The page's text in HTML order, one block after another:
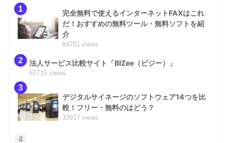
1
完全無料で使えるインターネットFAXはこれ
だ！おすすめの無料ツール・無料ソフトを紹
介
84781 views
2 法人サービス比較サイト「BIZee（ビジー）」
67715 views
3
デジタルサイネージのソフトウェア14つを比
較！フリー・無料のはどう？
33917 views
4